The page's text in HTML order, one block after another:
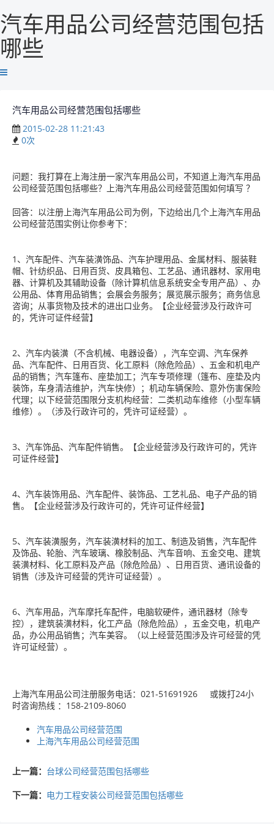
汽车用品公司经营范围包括
哪些
汽车用品公司经营范围包括哪些
2015-02-28 11:21:43
0次
问题：我打算在上海注册一家汽车用品公司，不知道上海汽车用品
公司经营范围包括哪些？上海汽车用品公司经营范围如何填写 ？
回答：以注册上海汽车用品公司为例，下边给出几个上海汽车用品
公司经营范围实例让你参考下：
1、汽车配件、汽车装潢饰品、汽车护理用品、金属材料、服装鞋
帽、针纺织品、日用百货、皮具箱包、工艺品、通讯器材、家用电
器、计算机及其辅助设备（除计算机信息系统安全专用产品）、办
公用品、体育用品销售；会展会务服务；展览展示服务；商务信息
咨询；从事货物及技术的进出口业务。【企业经营涉及行政许可
的，凭许可证件经营】
2、汽车内装潢（不含机械、电器设备），汽车空调、汽车保养
品、汽车配件、日用百货、化工原料（除危险品）、五金和机电产
品的销售；汽车篷布、座垫加工；汽车专项修理（篷布、座垫及内
装饰，车身清洁维护，汽车快修）；机动车辆保险、意外伤害保险
代理；以下经营范围限分支机构经营：二类机动车维修（小型车辆
维修）。（涉及行政许可的，凭许可证经营）。
3、汽车饰品、汽车配件销售。【企业经营涉及行政许可的，凭许
可证件经营】
4、汽车装饰用品、汽车配件、装饰品、工艺礼品、电子产品的销
售。【企业经营涉及行政许可的，凭许可证件经营】
5、汽车装潢服务，汽车装潢材料的加工、制造及销售，汽车配件
及饰品、轮胎、汽车玻璃、橡胶制品、汽车音响、五金交电、建筑
装潢材料、化工原料及产品（除危险品）、日用百货、通讯设备的
销售（涉及许可经营的凭许可证经营）。
6、汽车用品，汽车摩托车配件，电脑软硬件，通讯器材（除专
控），建筑装潢材料，化工产品（除危险品），五金交电，机电产
品，办公用品销售；汽车美容。（以上经营范围涉及许可经营的凭
许可证经营）。
上海汽车用品公司注册服务电话：021-51691926 或拨打24小
时咨询热线 ：158-2109-8060
汽车用品公司经营范围
上海汽车用品公司经营范围
上一篇： 台球公司经营范围包括哪些
下一篇： 电力工程安装公司经营范围包括哪些